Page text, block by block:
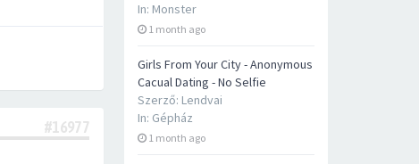
In: Monster
1 month ago
Girls From Your City - Anonymous
Cacual Dating - No Selfie
Szerző: Lendvai
In: Gépház
1 month ago
#16977